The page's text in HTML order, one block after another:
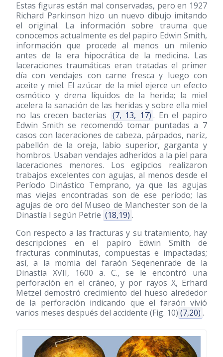
Estas figuras están mal conservadas, pero en 1927
Richard Parkinson hizo un nuevo dibujo imitando
el original. La información sobre trauma que
conocemos actualmente es del papiro Edwin Smith,
información que procede al menos un milenio
antes de la era hipocrática de la medicina. Las
laceraciones traumáticas eran tratadas el primer
día con vendajes con carne fresca y luego con
aceite y miel. El azúcar de la miel ejerce un efecto
osmótico y drena líquidos de la herida; la miel
acelera la sanación de las heridas y sobre ella miel
no las crecen bacterias (7, 13, 17) . En el papiro
Edwin Smith se recomendó tomar puntadas a 7
casos con laceraciones de cabeza, párpados, nariz,
pabellón de la oreja, labio superior, garganta y
hombros. Usaban vendajes adheridos a la piel para
laceraciones menores. Los egipcios realizaron
trabajos excelentes con agujas, al menos desde el
Período Dinástico Temprano, ya que las agujas
mas viejas encontradas son de ese período; las
agujas de oro del Museo de Manchester son de la
Dinastía I según Petrie (18,19) .
Con respecto a las fracturas y su tratamiento, hay
descripciones en el papiro Edwin Smith de
fracturas conminutas, compuestas e impactadas;
así, a la momia del faraón Seqenenrade de la
Dinastía XVII, 1600 a. C., se le encontró una
perforación en el cráneo, y por rayos X, Erhard
Metzel demostró crecimiento del hueso alrededor
de la perforación indicando que el faraón vivió
varios meses después del accidente (Fig. 10) (7,20) .